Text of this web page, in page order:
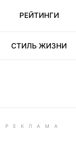
РЕЙТИНГИ
СТИЛЬ ЖИЗНИ